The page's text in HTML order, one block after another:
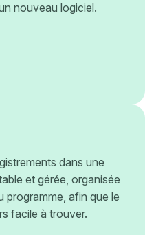
nouveau logiciel.
dans une
et gérée, organisée
programme, afin que le
facile à trouver.